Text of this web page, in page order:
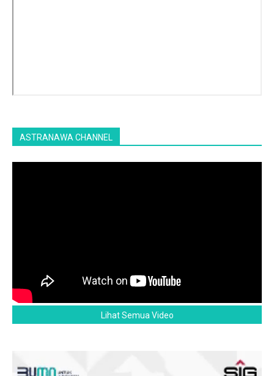
ASTRANAWA CHANNEL
Lihat Semua Video